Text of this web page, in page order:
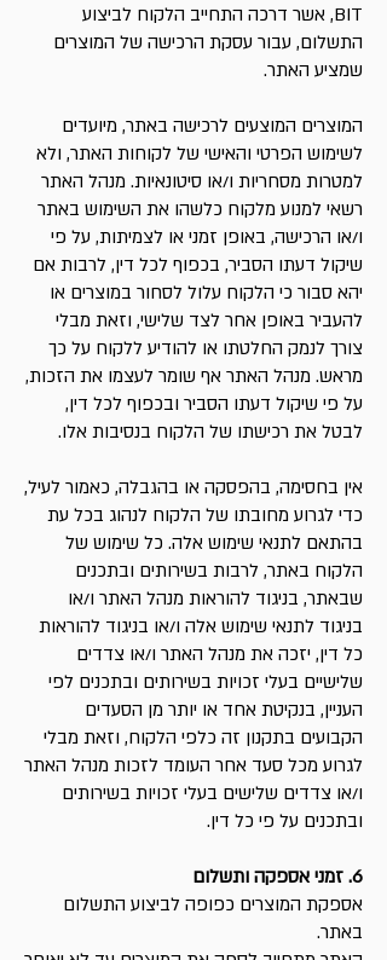
BIT, אשר דרכה התחייב הלקוח לביצוע
התשלום, עבור עסקת הרכישה של המוצרים
שמציע האתר.
המוצרים המוצעים לרכישה באתר, מיועדים
לשימוש הפרטי והאישי של לקוחות האתר, ולא
למטרות מסחריות ו/או סיטונאיות. מנהל האתר
רשאי למנוע מלקוח כלשהו את השימוש באתר
ו/או הרכישה, באופן זמני או לצמיתות, על פי
שיקול דעתו הסביר, בכפוף לכל דין, לרבות אם
יהא סבור כי הלקוח עלול לסחור במוצרים או
להעביר באופן אחר לצד שלישי, וזאת מבלי
צורך לנמק החלטתו או להודיע ללקוח על כך
מראש. מנהל האתר אף שומר לעצמו את הזכות,
על פי שיקול דעתו הסביר ובכפוף לכל דין,
לבטל את רכישתו של הלקוח בנסיבות אלו.
אין בחסימה, בהפסקה או בהגבלה, כאמור לעיל,
כדי לגרוע מחובתו של הלקוח לנהוג בכל עת
בהתאם לתנאי שימוש אלה. כל שימוש של
הלקוח באתר, לרבות בשירותים ובתכנים
שבאתר, בניגוד להוראות מנהל האתר ו/או
בניגוד לתנאי שימוש אלה ו/או בניגוד להוראות
כל דין, יזכה את מנהל האתר ו/או צדדים
שלישיים בעלי זכויות בשירותים ובתכנים לפי
העניין, בנקיטת אחד או יותר מן הסעדים
הקבועים בתקנון זה כלפי הלקוח, וזאת מבלי
לגרוע מכל סעד אחר העומד לזכות מנהל האתר
ו/או צדדים שלישים בעלי זכויות בשירותים
ובתכנים על פי כל דין.
6. זמני אספקה ותשלום
אספקת המוצרים כפופה לביצוע התשלום
באתר.